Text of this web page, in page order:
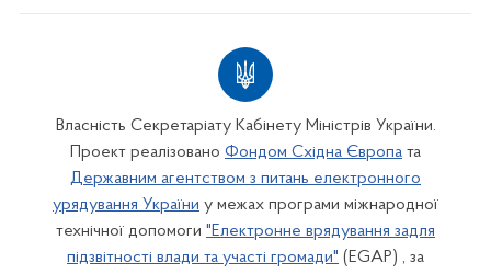
Власність Секретаріату Кабінету Міністрів України.
Проект реалізовано Фондом Східна Європа та
Державним агентством з питань електронного
урядування України у межах програми міжнародної
технічної допомоги "Електронне врядування задля
підзвітності влади та участі громади" (EGAP) , за